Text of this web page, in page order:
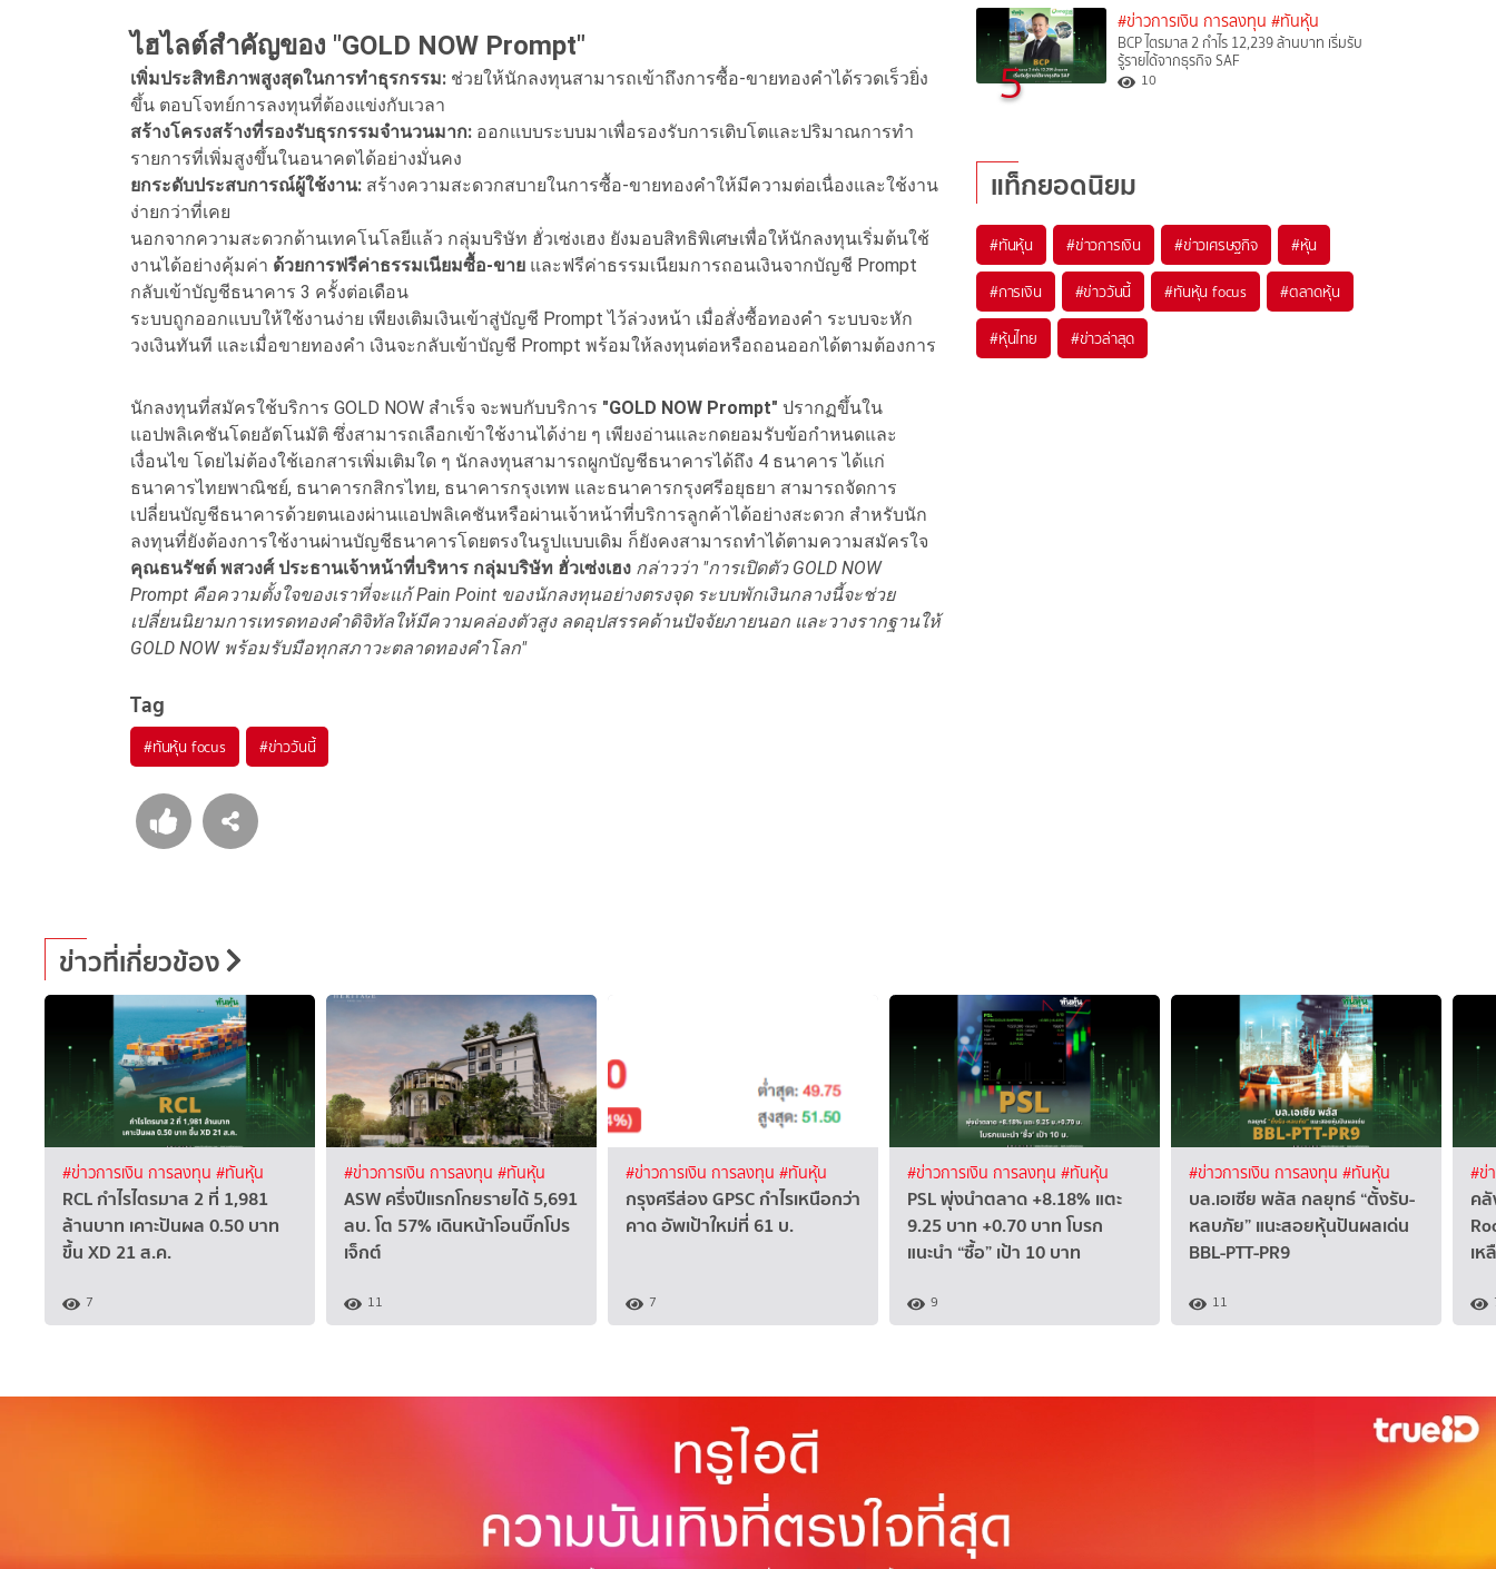
ไฮไลต์สำคัญของ "GOLD NOW Prompt"
เพิ่มประสิทธิภาพสูงสุดในการทำธุรกรรม: ช่วยให้นักลงทุนสามารถเข้าถึงการซื้อ-ขายทองคำได้รวดเร็วยิ่ง
ขึ้น ตอบโจทย์การลงทุนที่ต้องแข่งกับเวลา
สร้างโครงสร้างที่รองรับธุรกรรมจำนวนมาก: ออกแบบระบบมาเพื่อรองรับการเติบโตและปริมาณการทำ
รายการที่เพิ่มสูงขึ้นในอนาคตได้อย่างมั่นคง
ยกระดับประสบการณ์ผู้ใช้งาน: สร้างความสะดวกสบายในการซื้อ-ขายทองคำให้มีความต่อเนื่องและใช้งาน
ง่ายกว่าที่เคย
นอกจากความสะดวกด้านเทคโนโลยีแล้ว กลุ่มบริษัท ฮั่วเซ่งเฮง ยังมอบสิทธิพิเศษเพื่อให้นักลงทุนเริ่มต้นใช้
งานได้อย่างคุ้มค่า ด้วยการฟรีค่าธรรมเนียมซื้อ-ขาย และฟรีค่าธรรมเนียมการถอนเงินจากบัญชี Prompt
กลับเข้าบัญชีธนาคาร 3 ครั้งต่อเดือน
ระบบถูกออกแบบให้ใช้งานง่าย เพียงเติมเงินเข้าสู่บัญชี Prompt ไว้ล่วงหน้า เมื่อสั่งซื้อทองคำ ระบบจะหัก
วงเงินทันที และเมื่อขายทองคำ เงินจะกลับเข้าบัญชี Prompt พร้อมให้ลงทุนต่อหรือถอนออกได้ตามต้องการ
นักลงทุนที่สมัครใช้บริการ GOLD NOW สำเร็จ จะพบกับบริการ "GOLD NOW Prompt" ปรากฏขึ้นใน
แอปพลิเคชันโดยอัตโนมัติ ซึ่งสามารถเลือกเข้าใช้งานได้ง่าย ๆ เพียงอ่านและกดยอมรับข้อกำหนดและ
เงื่อนไข โดยไม่ต้องใช้เอกสารเพิ่มเติมใด ๆ นักลงทุนสามารถผูกบัญชีธนาคารได้ถึง 4 ธนาคาร ได้แก่
ธนาคารไทยพาณิชย์, ธนาคารกสิกรไทย, ธนาคารกรุงเทพ และธนาคารกรุงศรีอยุธยา สามารถจัดการ
เปลี่ยนบัญชีธนาคารด้วยตนเองผ่านแอปพลิเคชันหรือผ่านเจ้าหน้าที่บริการลูกค้าได้อย่างสะดวก สำหรับนัก
ลงทุนที่ยังต้องการใช้งานผ่านบัญชีธนาคารโดยตรงในรูปแบบเดิม ก็ยังคงสามารถทำได้ตามความสมัครใจ
คุณธนรัชต์ พสวงศ์ ประธานเจ้าหน้าที่บริหาร กลุ่มบริษัท ฮั่วเซ่งเฮง กล่าวว่า "การเปิดตัว GOLD NOW
Prompt คือความตั้งใจของเราที่จะแก้Pain Point ของนักลงทุนอย่างตรงจุด ระบบพักเงินกลางนี้จะช่วย
เปลี่ยนนิยามการเทรดทองคำดิจิทัลให้มีความคล่องตัวสูง ลดอุปสรรคด้านปัจจัยภายนอก และวางรากฐานให้
GOLD NOW พร้อมรับมือทุกสภาวะตลาดทองคำโลก"
Tag
#ทันหุ้น focus #ข่าววันนี้
5
#ข่าวการเงิน การลงทุน #ทันหุ้น
BCP ไตรมาส 2 กำไร 12,239 ล้านบาท เริ่มรับ
รู้รายได้จากธุรกิจ SAF
10
แท็กยอดนิยม
#ทันหุ้น #ข่าวการเงิน #ข่าวเศรษฐกิจ #หุ้น
#การเงิน #ข่าววันนี้ #ทันหุ้น focus #ตลาดหุ้น
#หุ้นไทย #ข่าวล่าสุด
ข่าวที่เกี่ยวข้อง
#ข่าวการเงิน การลงทุน #ทันหุ้น
RCL กำไรไตรมาส 2 ที่ 1,981
ล้านบาท เคาะปันผล 0.50 บาท
ขึ้น XD 21 ส.ค.
7
#ข่าวการเงิน การลงทุน #ทันหุ้น
ASW ครึ่งปีแรกโกยรายได้ 5,691
ลบ. โต 57% เดินหน้าโอนบิ๊กโปร
เจ็กต์
11
#ข่าวการเงิน การลงทุน #ทันหุ้น
กรุงศรีส่อง GPSC กำไรเหนือกว่า
คาด อัพเป้าใหม่ที่ 61 บ.
7
#ข่าวการเงิน การลงทุน #ทันหุ้น
PSL พุ่งนำตลาด +8.18% แตะ
9.25 บาท +0.70 บาท โบรก
แนะนำ “ซื้อ” เป้า 10 บาท
9
#ข่าวการเงิน การลงทุน #ทันหุ้น
บล.เอเซีย พลัส กลยุทธ์ “ตั้งรับ-
หลบภัย” แนะสอยหุ้นปันผลเด่น
BBL-PTT-PR9
11
#ข่
ค
เ